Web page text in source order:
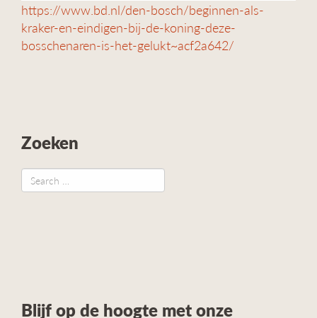
https://www.bd.nl/den-bosch/beginnen-als-
kraker-en-eindigen-bij-de-koning-deze-
bosschenaren-is-het-gelukt~acf2a642/
Zoeken
Blijf op de hoogte met onze